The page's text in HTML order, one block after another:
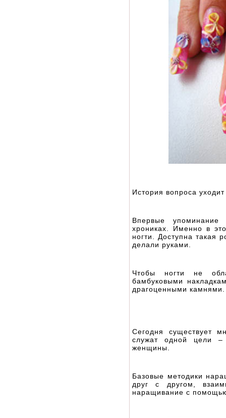
История вопроса
Впервые
хрониках. Именно в
ногти. Доступна такая
делали руками.
Чтобы ногти не
бамбуковыми
драгоценными камнями.
Сегодня существует
служат одной цели
женщины.
Базовые методики
друг с другом,
наращивание с